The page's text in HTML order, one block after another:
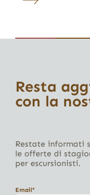
Resta
con la
Restate informati
le offerte di
per escursionisti.
Email*